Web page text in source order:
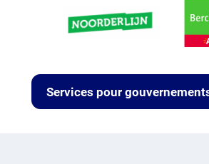
Services pour